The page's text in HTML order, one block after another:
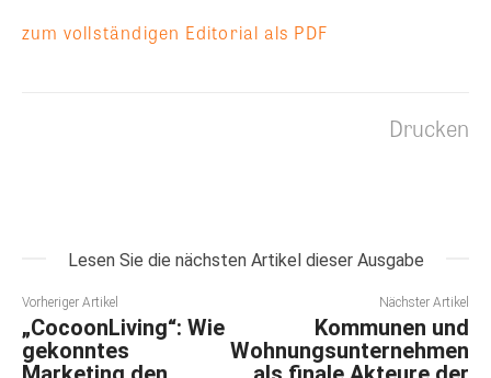
zum vollständigen Editorial als PDF
Drucken
Lesen Sie die nächsten Artikel dieser Ausgabe
Vorheriger Artikel
„CocoonLiving“: Wie
gekonntes
Nächster Artikel
Kommunen und
Wohnungsunternehmen